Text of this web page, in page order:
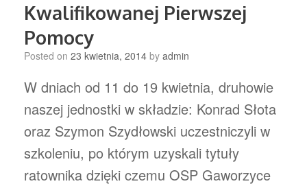
Kwalifikowanej Pierwszej
Pomocy
Posted on 23 kwietnia, 2014 by admin
W dniach od 11 do 19 kwietnia, druhowie
naszej jednostki w składzie: Konrad Słota
oraz Szymon Szydłowski uczestniczyli w
szkoleniu, po którym uzyskali tytuły
ratownika dzięki czemu OSP Gaworzyce